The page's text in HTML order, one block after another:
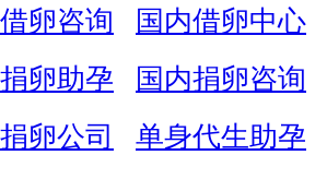
卵咨询 国内借卵中心
卵助孕 国内捐卵咨询
卵公司 单身代生助孕